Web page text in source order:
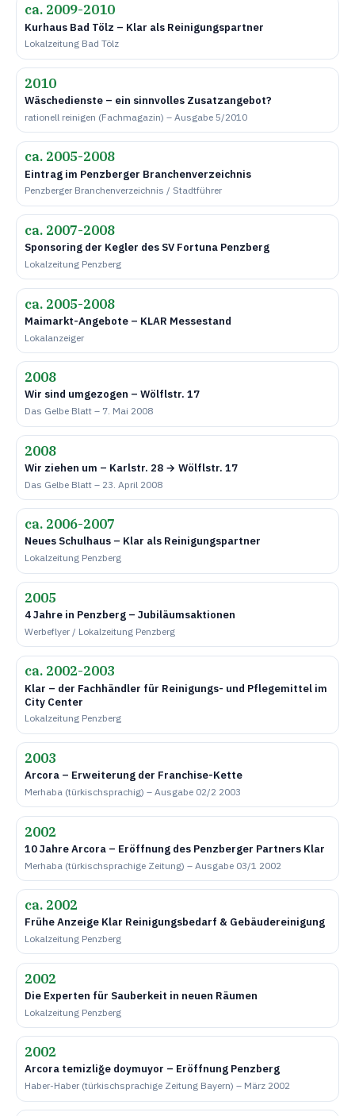
ca. 2009-2010
Kurhaus Bad Tölz – Klar als Reinigungspartner
Lokalzeitung Bad Tölz
2010
Wäschedienste – ein sinnvolles Zusatzangebot?
rationell reinigen (Fachmagazin) – Ausgabe 5/2010
ca. 2005-2008
Eintrag im Penzberger Branchenverzeichnis
Penzberger Branchenverzeichnis / Stadtführer
ca. 2007-2008
Sponsoring der Kegler des SV Fortuna Penzberg
Lokalzeitung Penzberg
ca. 2005-2008
Maimarkt-Angebote – KLAR Messestand
Lokalanzeiger
2008
Wir sind umgezogen – Wölflstr. 17
Das Gelbe Blatt – 7. Mai 2008
2008
Wir ziehen um – Karlstr. 28 → Wölflstr. 17
Das Gelbe Blatt – 23. April 2008
ca. 2006-2007
Neues Schulhaus – Klar als Reinigungspartner
Lokalzeitung Penzberg
2005
4 Jahre in Penzberg – Jubiläumsaktionen
Werbeflyer / Lokalzeitung Penzberg
ca. 2002-2003
Klar – der Fachhändler für Reinigungs- und Pflegemittel im
City Center
Lokalzeitung Penzberg
2003
Arcora – Erweiterung der Franchise-Kette
Merhaba (türkischsprachig) – Ausgabe 02/2 2003
2002
10 Jahre Arcora – Eröffnung des Penzberger Partners Klar
Merhaba (türkischsprachige Zeitung) – Ausgabe 03/1 2002
ca. 2002
Frühe Anzeige Klar Reinigungsbedarf & Gebäudereinigung
Lokalzeitung Penzberg
2002
Die Experten für Sauberkeit in neuen Räumen
Lokalzeitung Penzberg
2002
Arcora temizliğe doymuyor – Eröffnung Penzberg
Haber-Haber (türkischsprachige Zeitung Bayern) – März 2002